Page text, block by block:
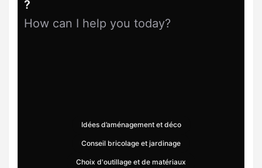
?
How can I help you today?
Idées d’aménagement et déco
Conseil bricolage et jardinage
Choix d'outillage et de matériaux